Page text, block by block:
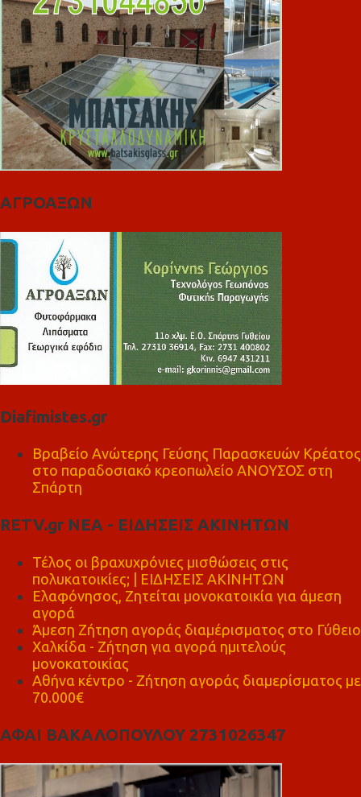
ΑΓΡΟΑΞΩΝ
Diafimistes.gr
Βραβείο Ανώτερης Γεύσης Παρασκευών Κρέατος
στο παραδοσιακό κρεοπωλείο ΑΝΟΥΣΟΣ στη
Σπάρτη
RETV.gr ΝΕΑ - ΕΙΔΗΣΕΙΣ ΑΚΙΝΗΤΩΝ
Τέλος οι βραχυχρόνιες μισθώσεις στις
πολυκατοικίες; | ΕΙΔΗΣΕΙΣ ΑΚΙΝΗΤΩΝ
Ελαφόνησος, Ζητείται μονοκατοικία για άμεση
αγορά
Άμεση Ζήτηση αγοράς διαμέρισματος στο Γύθειο
Χαλκίδα - Ζήτηση για αγορά ημιτελούς
μονοκατοικίας
Αθήνα κέντρο - Ζήτηση αγοράς διαμερίσματος με
70.000€
ΑΦΑΙ ΒΑΚΑΛΟΠΟΥΛΟΥ 2731026347